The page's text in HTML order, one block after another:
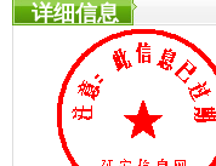
详细信息